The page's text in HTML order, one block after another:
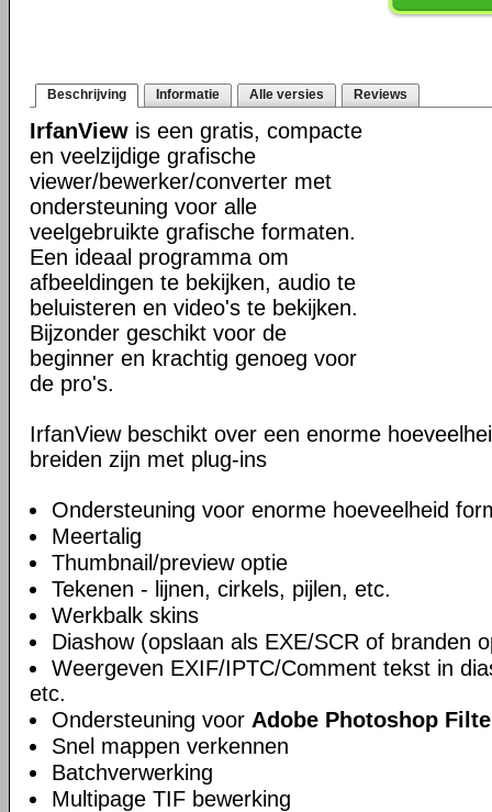
Beschrijving Informatie Alle versies Reviews
IrfanView is een gratis, compacte
en veelzijdige grafische
viewer/bewerker/converter met
ondersteuning voor alle
veelgebruikte grafische formaten.
Een ideaal programma om
afbeeldingen te bekijken, audio te
beluisteren en video's te bekijken.
Bijzonder geschikt voor de
beginner en krachtig genoeg voor
de pro's.
IrfanView beschikt over een enorme
breiden zijn met plug-ins
Ondersteuning voor enorme hoeveelheid
Meertalig
Thumbnail/preview optie
Tekenen - lijnen, cirkels, pijlen, etc.
Werkbalk skins
Diashow (opslaan als EXE/SCR of branden
Weergeven EXIF/IPTC/Comment tekst in
etc.
Ondersteuning voor Adobe Photoshop
Snel mappen verkennen
Batchverwerking
Multipage TIF bewerking